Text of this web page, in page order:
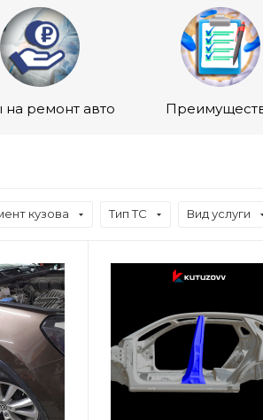
ремонт авто
кузова Тип ТС Вид услуги